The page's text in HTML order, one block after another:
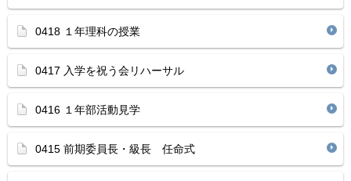
0418 １年理科の授業
0417 入学を祝う会リハーサル
0416 １年部活動見学
0415 前期委員長・級長 任命式